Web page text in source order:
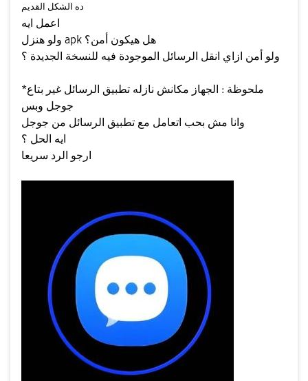
ده الشكل القديم
اعمل ايه
ولو أمن ازاي انقل الرسائل الموجودة فيه للنسخة الجديدة ؟
*ملحوظة : الجهاز مكانش نازله تطبيق الرسائل غير بتاع
وانا مش بحب اتعامل مع تطبيق الرسائل من جوجل
ايه الحل ؟
ارجو الرد سريعا